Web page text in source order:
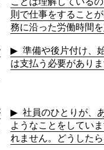
則で仕事をすること
務に沿った労働時間
準備や後片付け、
は支払う必要があり
社員のひとりが、
ようなことをしてい
れません。どうしたら